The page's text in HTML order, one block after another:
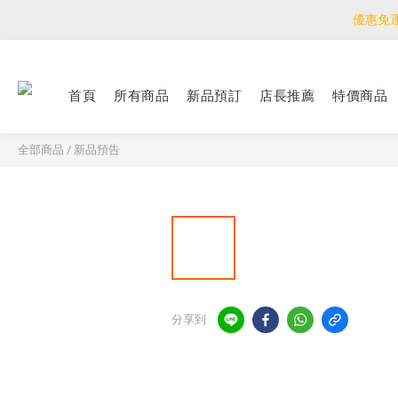
優惠免
優惠免
優惠免
首頁 所有商品 新品預訂 店長推薦 特價商品
全部商品 / 新品預告
分享到